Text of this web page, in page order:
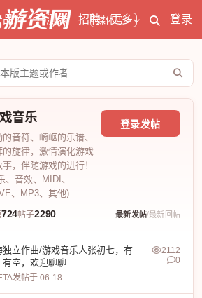
媒体号
品库 开测表 招聘 更多 登录
音乐
的音符、崎岖的乐谱、
的旋律，激情演化游戏
事，伴随游戏的进行！
、音效、MIDI、
、MP3、其他)
724帖子2290
登录发帖
最新发帖/最新回帖
独立作曲/游戏音乐人张初七，有
有空，欢迎聊聊
发帖于 06-18
2112
0